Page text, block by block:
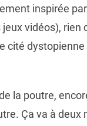
inspirée
vidéos), rien
cité
la poutre,
Ça va à deux